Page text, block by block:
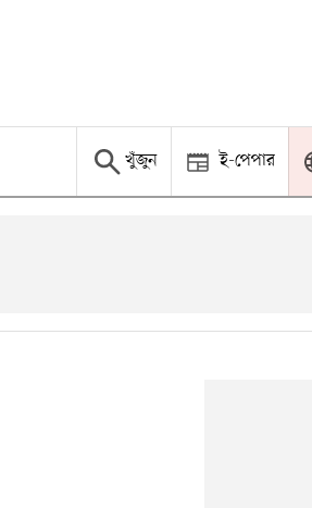
খুঁজুন ই-পেপার